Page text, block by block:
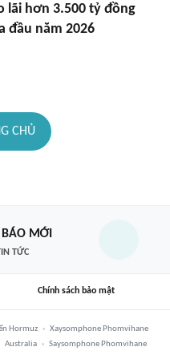
lãi hơn 3.500 tỷ đồng
đầu năm 2026
CHỦ
MỚI
TỨC
Chính sách bảo mật
Hormuz
Xaysomphone Phomvihane
Australia
Saysomphone Phomvihane